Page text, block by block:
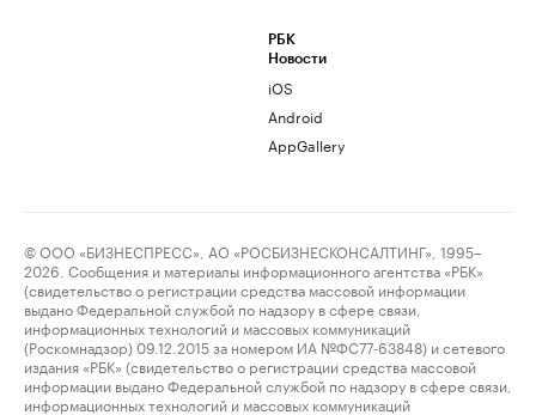
РБК
Новости
iOS
Android
AppGallery
© ООО «БИЗНЕСПРЕСС», АО «РОСБИЗНЕСКОНСАЛТИНГ», 1995–
2026. Сообщения и материалы информационного агентства «РБК»
(свидетельство о регистрации средства массовой информации
выдано Федеральной службой по надзору в сфере связи,
информационных технологий и массовых коммуникаций
(Роскомнадзор) 09.12.2015 за номером ИА №ФС77-63848) и сетевого
издания «РБК» (свидетельство о регистрации средства массовой
информации выдано Федеральной службой по надзору в сфере связи,
информационных технологий и массовых коммуникаций